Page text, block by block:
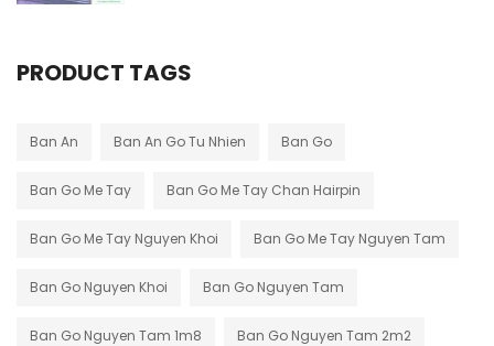
PRODUCT TAGS
Ban An Ban An Go Tu Nhien Ban Go
Ban Go Me Tay Ban Go Me Tay Chan Hairpin
Ban Go Me Tay Nguyen Khoi Ban Go Me Tay Nguyen Tam
Ban Go Nguyen Khoi Ban Go Nguyen Tam
Ban Go Nguyen Tam 1m8 Ban Go Nguyen Tam 2m2